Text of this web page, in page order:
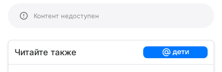
Контент недоступен
Читайте также